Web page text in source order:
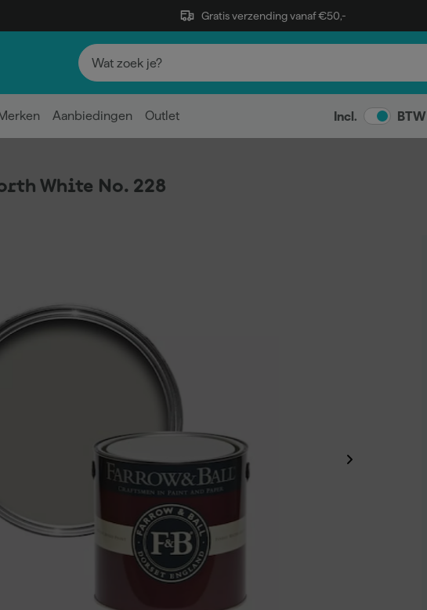
Gratis verzending vanaf €50,-
Aanbiedingen Outlet Incl. BTW
White No. 228